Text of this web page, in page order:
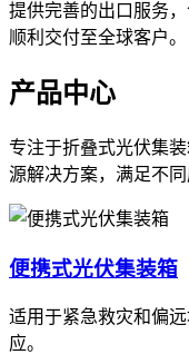
提供完善的出口服务
顺利交付至全球客户。
产品中心
专注于折叠式光伏集
源解决方案，满足不同
便携式光伏集装箱
适用于紧急救灾和偏
应。